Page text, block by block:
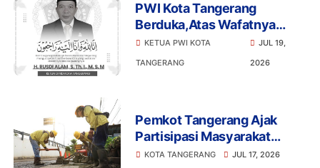
PWI Kota Tangerang
Berduka,Atas Wafatnya
Ketua DPRD Kota Tangerang
Bang Rusdi
KETUA PWI KOTA
TANGERANG
JUL 19,
2026
Pemkot Tangerang Ajak
Partisipasi Masyarakat
Laporkan Jalan Rusak Lewat
KOTA TANGERANG JUL 17, 2026